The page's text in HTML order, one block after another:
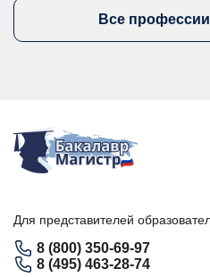
Все
Для представителей
8 (800) 350-69-97
8 (495) 463-28-74